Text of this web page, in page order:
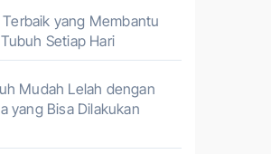
yang Membantu
Setiap Hari
Mudah Lelah dengan
yang Bisa Dilakukan